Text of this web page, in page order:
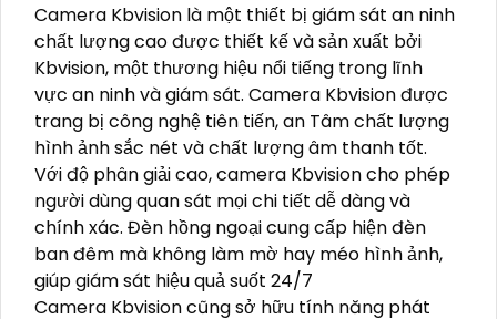
Camera Kbvision là một thiết bị giám sát an ninh
chất lượng cao được thiết kế và sản xuất bởi
Kbvision, một thương hiệu nổi tiếng trong lĩnh
vực an ninh và giám sát. Camera Kbvision được
trang bị công nghệ tiên tiến, an Tâm chất lượng
hình ảnh sắc nét và chất lượng âm thanh tốt.
Với độ phân giải cao, camera Kbvision cho phép
người dùng quan sát mọi chi tiết dễ dàng và
chính xác. Đèn hồng ngoại cung cấp hiện đèn
ban đêm mà không làm mờ hay méo hình ảnh,
giúp giám sát hiệu quả suốt 24/7
Camera Kbvision cũng sở hữu tính năng phát